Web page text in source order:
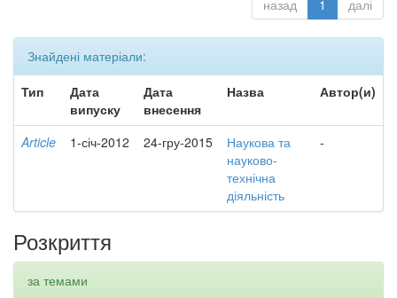
назад 1 далі
Знайдені матеріали:
Тип
Дата
випуску
Дата
внесення
Назва Автор(и)
Article 1-січ-2012 24-гру-2015
Наукова та
науково-
технічна
діяльність
-
Розкриття
за темами